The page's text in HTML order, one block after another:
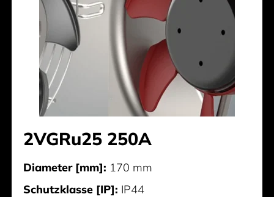
2VGRu25 250A
Diameter [mm]: 170 mm
Schutzklasse [IP]: IP44